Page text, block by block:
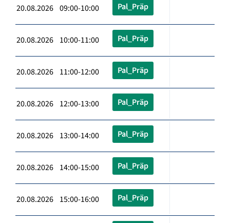
20.08.2026 09:00-10:00 Pal_Präp
20.08.2026 10:00-11:00 Pal_Präp
20.08.2026 11:00-12:00 Pal_Präp
20.08.2026 12:00-13:00 Pal_Präp
20.08.2026 13:00-14:00 Pal_Präp
20.08.2026 14:00-15:00 Pal_Präp
20.08.2026 15:00-16:00 Pal_Präp